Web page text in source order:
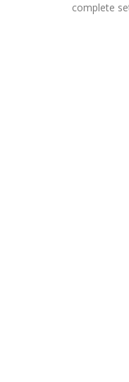
complete